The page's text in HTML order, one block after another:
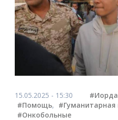
15.05.2025 - 15:30
#Помощь,
#Онкобольные